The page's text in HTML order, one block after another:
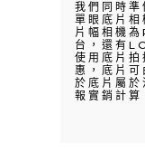
我們同時
單眼底片
片幅相機
台，還有
使用底片拍
惠，底片可
於底片屬於
報實銷計算